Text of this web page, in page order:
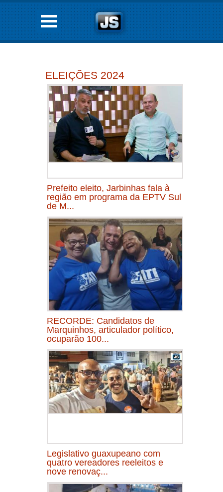
ELEIÇÕES 2024
Prefeito eleito, Jarbinhas fala à
região em programa da EPTV Sul
de M...
RECORDE: Candidatos de
Marquinhos, articulador político,
ocuparão 100...
Legislativo guaxupeano com
quatro vereadores reeleitos e
nove renovaç...